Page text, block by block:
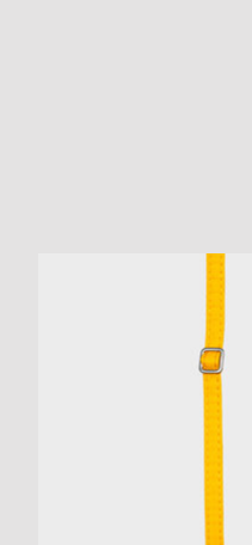
Items van